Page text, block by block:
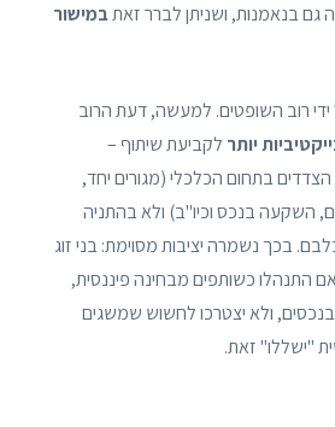
גם בנאמנות, ושניתן לברר זאתבמישור
רוב השופטים. למעשה, דעת הרוב
יותר לקביעת שיתוף –
בתחום הכלכלי (מגורים יחד,
השקעה בנכס וכיו"ב) ולא בהתניה
בכך נשמרה יציבות מסוימת: בני זוג
התנהלו כשותפים מבחינה פיננסית,
ולא יצטרכו לחשוש שמשגים
"ישללו" זאת.